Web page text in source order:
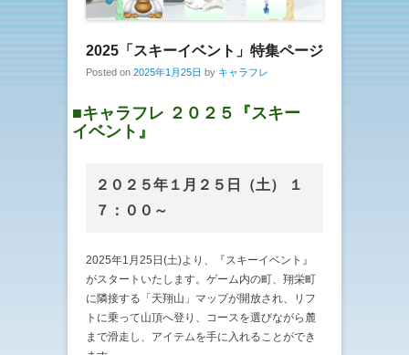
2025「スキーイベント」特集ページ
Posted on 2025年1月25日 by キャラフレ
■キャラフレ ２０２５『スキー
イベント』
２０２５年１月２５日（土） １
７：００～
2025年1月25日(土)より、『スキーイベント』
がスタートいたします。ゲーム内の町、翔栄町
に隣接する「天翔山」マップが開放され、リフ
トに乗って山頂へ登り、コースを選びながら麓
まで滑走し、アイテムを手に入れることができ